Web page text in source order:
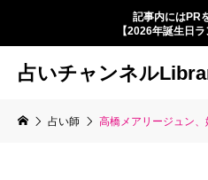
記事内にはPR
【2026年誕生日ラ
占いチャンネル
占い師 高橋メアリージュン